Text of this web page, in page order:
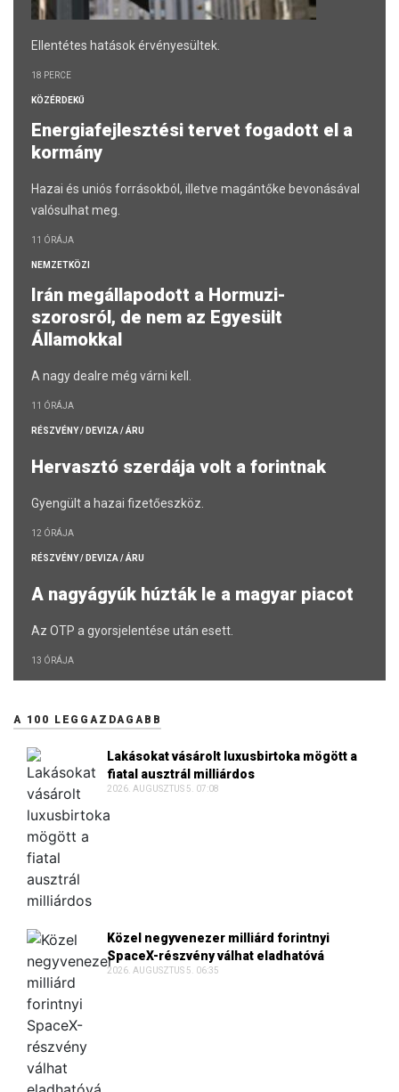
Ellentétes hatások érvényesültek.
18 PERCE
KÖZÉRDEKŰ
Energiafejlesztési tervet fogadott el a
kormány
Hazai és uniós forrásokból, illetve magántőke bevonásával
valósulhat meg.
11 ÓRÁJA
NEMZETKÖZI
Irán megállapodott a Hormuzi-
szorosról, de nem az Egyesült
Államokkal
A nagy dealre még várni kell.
11 ÓRÁJA
RÉSZVÉNY / DEVIZA / ÁRU
Hervasztó szerdája volt a forintnak
Gyengült a hazai fizetőeszköz.
12 ÓRÁJA
RÉSZVÉNY / DEVIZA / ÁRU
A nagyágyúk húzták le a magyar piacot
Az OTP a gyorsjelentése után esett.
13 ÓRÁJA
A 100 LEGGAZDAGABB
Lakásokat vásárolt luxusbirtoka mögött a
fiatal ausztrál milliárdos
2026. AUGUSZTUS 5. 07:08
Közel negyvenezer milliárd forintnyi
SpaceX-részvény válhat eladhatóvá
2026. AUGUSZTUS 5. 06:35